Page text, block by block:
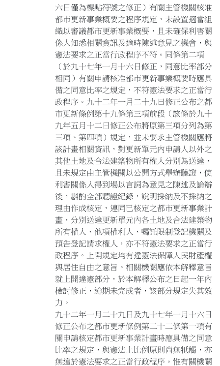
六日僅為標點符號之修正）有關主管機關核准
都市更新事業概要之程序規定，未設置適當組
織以審議都市更新事業概要，且未確保利害關
係人知悉相關資訊及適時陳述意見之機會，與
憲法要求之正當行政程序不符。同條第二項
（於九十七年一月十六日修正，同意比率部分
相同）有關申請核准都市更新事業概要時應具
備之同意比率之規定，不符憲法要求之正當行
政程序。九十二年一月二十九日修正公布之都
市更新條例第十九條第三項前段（該條於九十
九年五月十二日修正公布將原第三項分列為第
三項、第四項）規定，並未要求主管機關應將
該計畫相關資訊，對更新單元內申請人以外之
其他土地及合法建築物所有權人分別為送達，
且未規定由主管機關以公開方式舉辦聽證，使
利害關係人得到場以言詞為意見之陳述及論辯
後，斟酌全部聽證紀錄，說明採納及不採納之
理由作成核定，連同已核定之都市更新事業計
畫，分別送達更新單元內各土地及合法建築物
所有權人、他項權利人、囑託限制登記機關及
預告登記請求權人，亦不符憲法要求之正當行
政程序。上開規定均有違憲法保障人民財產權
與居住自由之意旨。相關機關應依本解釋意旨
就上開違憲部分，於本解釋公布之日起一年內
檢討修正，逾期未完成者，該部分規定失其效
力。
九十二年一月二十九日及九十七年一月十六日
修正公布之都市更新條例第二十二條第一項有
關申請核定都市更新事業計畫時應具備之同意
比率之規定，與憲法上比例原則尚無牴觸，亦
無違於憲法要求之正當行政程序。惟有關機關